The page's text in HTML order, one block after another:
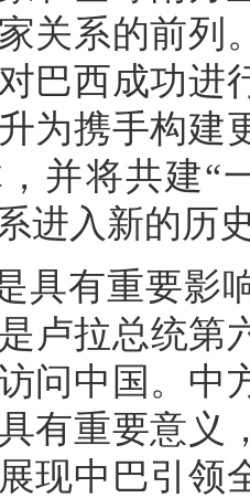
关系的前列
巴西成功进
为携手构建
并将共建“
进入新的历
具有重要影
卢拉总统第
问中国。中
有重要意义
现中巴引领